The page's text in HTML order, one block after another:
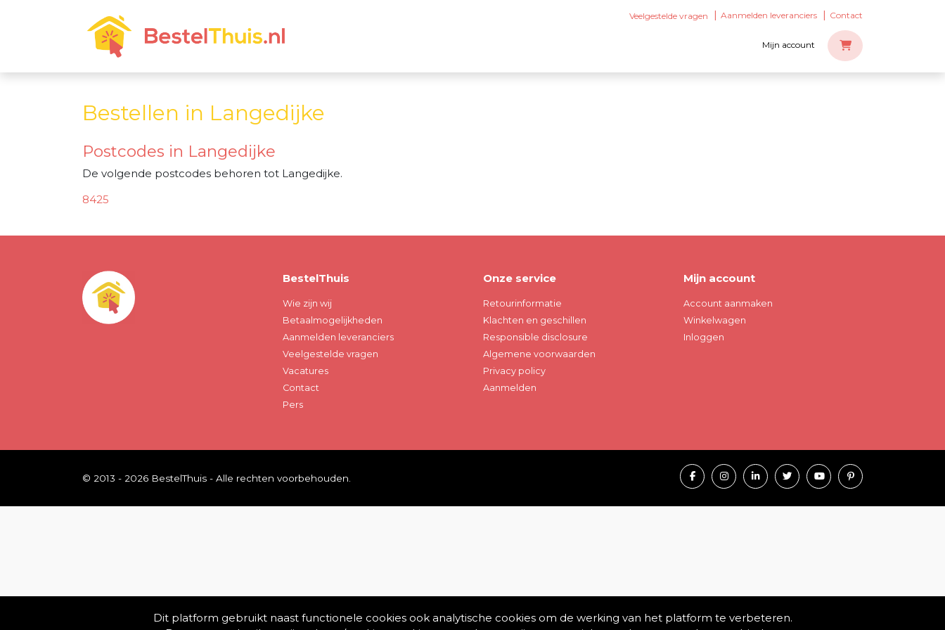
Veelgestelde vragen Aanmelden leveranciers Contact
Mijn account
Bestellen in Langedijke
Postcodes in Langedijke
De volgende postcodes behoren tot Langedijke.
8425
BestelThuis
Wie zijn wij
Betaalmogelijkheden
Aanmelden leveranciers
Veelgestelde vragen
Vacatures
Contact
Pers
Onze service
Retourinformatie
Klachten en geschillen
Responsible disclosure
Algemene voorwaarden
Privacy policy
Aanmelden
Mijn account
Account aanmaken
Winkelwagen
Inloggen
© 2013 - 2026 BestelThuis - Alle rechten voorbehouden.
Dit platform gebruikt naast functionele cookies ook analytische cookies om de werking van het platform te verbeteren.